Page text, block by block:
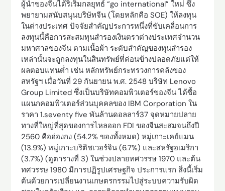
ผู้นำของจีนได้ริเริ่มกลยุทธ์ “go international” ใหม่ ซึ่ง
พยายามสนับสนุนบริษัทจีน (โดยหลักคือ SOE) ให้ลงทุน
ในต่างประเทศ ปัจจัยสำคัญประการหนึ่งที่ขับเคลื่อนการ
ลงทุนนี้คือการสะสมทุนสำรองเงินตราต่างประเทศจำนวน
มหาศาลของจีน ตามเนื้อผ้า ระดับสำคัญของทุนสำรอง
เหล่านั้นจะถูกลงทุนในสินทรัพย์ที่ค่อนข้างปลอดภัยแต่ให้
ผลตอบแทนต่ำ เช่น หลักทรัพย์กระทรวงการคลังของ
สหรัฐฯ เมื่อวันที่ 29 กันยายน พ.ศ. 2548 บริษัท Lenovo
Group Limited ซึ่งเป็นบริษัทคอมพิวเตอร์ของจีน ได้ซื้อ
แผนกคอมพิวเตอร์ส่วนบุคคลของ IBM Corporation ใน
ราคา 1.seventy five พันล้านดอลลาร์37 จุดหมายปลาย
ทางที่ใหญ่ที่สุดของการไหลออก FDI ของจีนสะสมจนถึงปี
2560 คือฮ่องกง (54.2% ของทั้งหมด) หมู่เกาะเคย์แมน
(13.9%) หมู่เกาะบริติชเวอร์จิน (6.7%) และสหรัฐอเมริกา
(3.7%) (ดูตารางที่ 3) ในช่วงปลายทศวรรษ 1970 และต้น
ทศวรรษ 1980 มีการปฏิรูปเศรษฐกิจ ประการแรก สิ่งนี้เริ่ม
ต้นด้วยการเปลี่ยนงานเกษตรกรรมไปสู่ระบบความรับผิด